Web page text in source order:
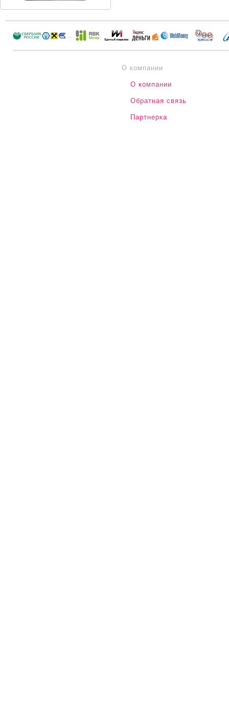
О компании
О компании
Обратная связь
Партнерка